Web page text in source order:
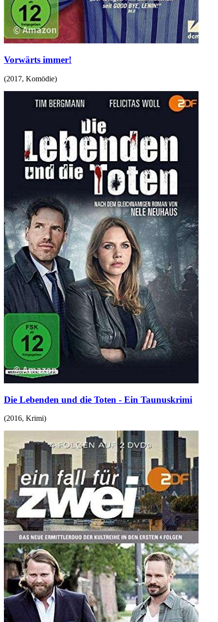
Vorwärts immer!
(2017, Komödie)
Die Lebenden und die Toten - Ein Taunuskrimi
(2016, Krimi)